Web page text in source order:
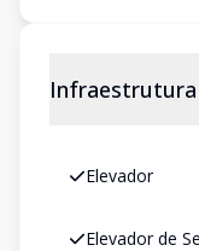
Infraestrutura
Elevador
Elevador de